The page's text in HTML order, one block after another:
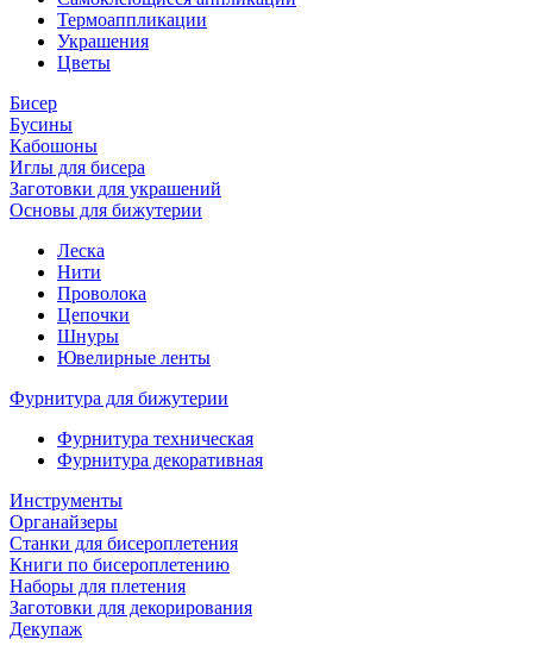
Термоаппликации
Украшения
Цветы
Бисер
Бусины
Кабошоны
Иглы для бисера
Заготовки для украшений
Основы для бижутерии
Леска
Нити
Проволока
Цепочки
Шнуры
Ювелирные ленты
Фурнитура для бижутерии
Фурнитура техническая
Фурнитура декоративная
Инструменты
Органайзеры
Станки для бисероплетения
Книги по бисероплетению
Наборы для плетения
Заготовки для декорирования
Декупаж